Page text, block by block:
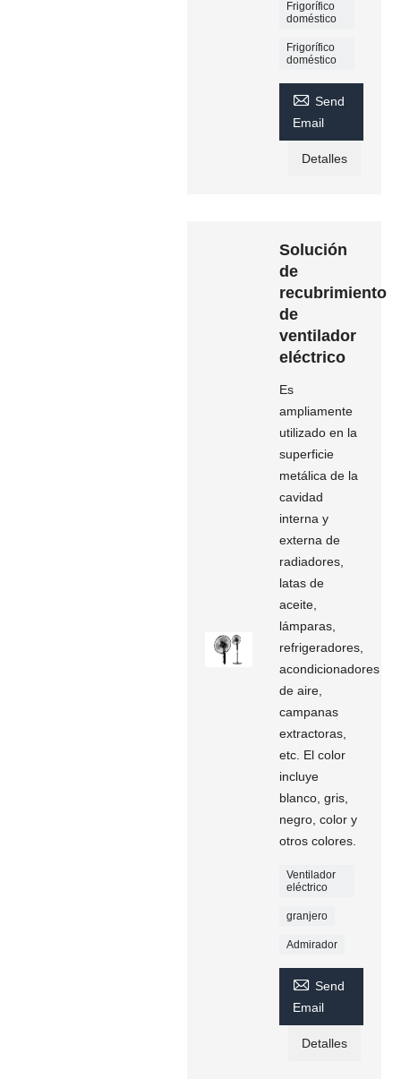
Frigorífico
doméstico
Frigorífico
doméstico
 Send
Email
Detalles
Solución
de
recubrimiento
de
ventilador
eléctrico
Es
ampliamente
utilizado en la
superficie
metálica de la
cavidad
interna y
externa de
radiadores,
latas de
aceite,
lámparas,
refrigeradores,
acondicionadores
de aire,
campanas
extractoras,
etc. El color
incluye
blanco, gris,
negro, color y
otros colores.
Ventilador
eléctrico
granjero
Admirador
 Send
Email
Detalles